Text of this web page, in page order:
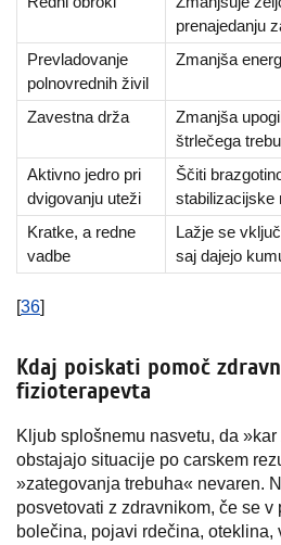
prenajedanju
Prevladovanje
polnovrednih živil
Zmanjša
Zavestna drža
Zmanjša
štrlečega
Aktivno jedro pri
dvigovanju uteži
Ščiti
stabilizacijske
Kratke, a redne
vadbe
Lažje se
saj dajejo
[36]
Kdaj poiskati pomoč
fizioterapevta
Kljub splošnemu nasvetu, da
obstajajo situacije po carskem
»zategovanja trebuha« nevaren.
posvetovati z zdravnikom, če se v
bolečina, pojavi rdečina,